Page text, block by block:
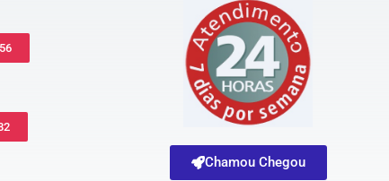
Chamou Chegou